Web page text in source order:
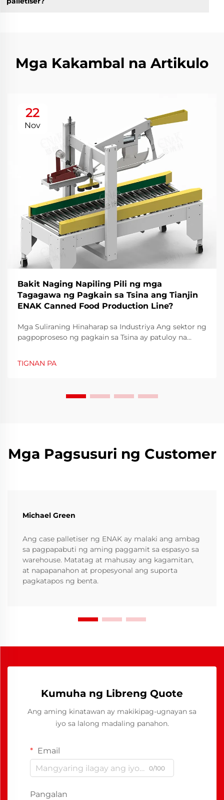
Mga Kakambal na Artikulo
22
Nov
Bakit Naging Napiling Pili ng mga
Tagagawa ng Pagkain sa Tsina ang Tianjin
ENAK Canned Food Production Line?
Mga Suliraning Hinaharap sa Industriya Ang sektor ng
pagpoproseso ng pagkain sa Tsina ay patuloy na
mataas ang kalidad, at mahusay na nakabalot na mga
TIGNAN PA
Mga Pagsusuri ng Customer
Michael Green
Ang case palletiser ng ENAK ay malaki ang ambag
sa pagpapabuti ng aming paggamit sa espasyo sa
warehouse. Matatag at mahusay ang kagamitan,
at napapanahon at propesyonal ang suporta
pagkatapos ng benta.
Kumuha ng Libreng Quote
Ang aming kinatawan ay makikipag-ugnayan sa
iyo sa lalong madaling panahon.
Email
0/100
Pangalan